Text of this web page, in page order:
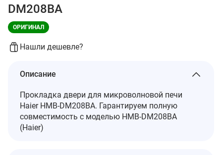
DM208BA
ОРИГИНАЛ
Нашли дешевле?
Описание
Прокладка двери для микроволновой печи
Haier HMB-DM208BA. Гарантируем полную
совместимость с моделью HMB-DM208BA
(Haier)